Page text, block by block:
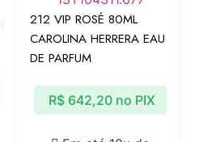
212 VIP ROSÉ 80ML
CAROLINA HERRERA EAU
DE PARFUM
R$ 642,20 no PIX